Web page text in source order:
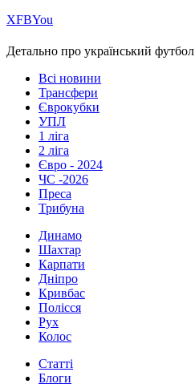
ХFBYou
Детально про український футбол
Всі новини
Трансфери
Єврокубки
УПЛ
1 ліга
2 ліга
Євро - 2024
ЧС -2026
Преса
Трибуна
Динамо
Шахтар
Карпати
Дніпро
Кривбас
Полісся
Рух
Колос
Статті
Блоги